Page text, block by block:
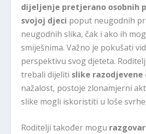
dijeljenje pretjerano osobnih
svojoj djeci poput neugodnih
neugodnih slika, čak i ako ih
smiješnima. Važno je pokušati
perspektivu svog djeteta.
trebali dijeliti slike razodjevene
nažalost, postoje zlonamjerni
slike mogli iskoristiti u loše svrhe.
Roditelji također mogu